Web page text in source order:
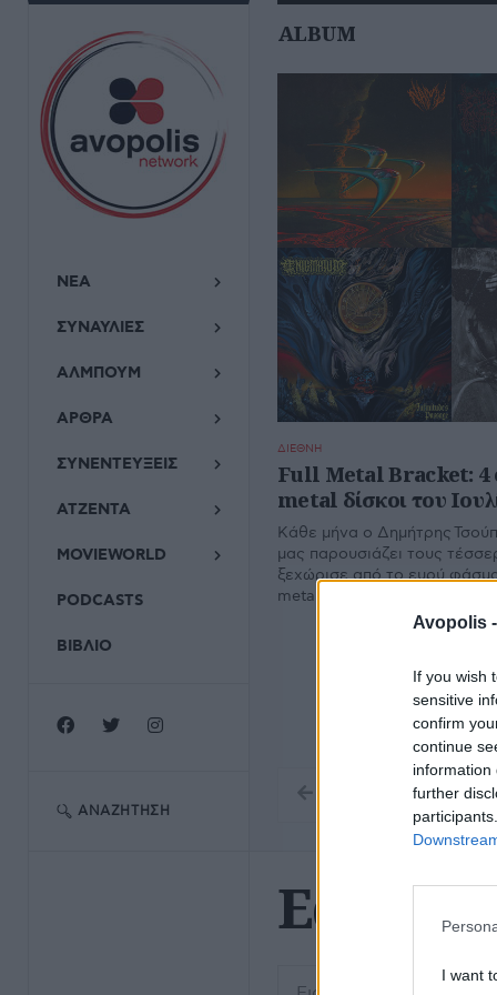
Avopolis -
If you wish
sensitive
confirm
continue
information
further
I want
ΝΕΑ
ΣΥΝΑΥΛΙΕΣ
ΑΛΜΠΟΥΜ
ΑΡΘΡΑ
ΣΥΝΕΝΤΕΥΞΕΙΣ
ΑΤΖΕΝΤΑ
MOVIEWORLD
PODCASTS
ΒΙΒΛΙΟ
ΑΝΑΖΉΤΗΣΗ
ALBUM
ΔΙΕΘΝΗ
Full Metal Bracket:
metal δίσκοι του
Κάθε μήνα ο Δημήτρης
μας παρουσιάζει τους
ξεχώρισε από το ευρύ
metal. Εδώ ο απολογισμός
Editors
Εισάγετε μέρος του